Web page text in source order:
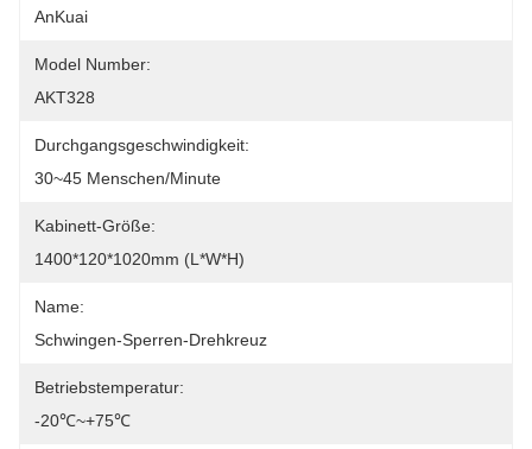
AnKuai
Model Number:
AKT328
Durchgangsgeschwindigkeit:
30~45 Menschen/Minute
Kabinett-Größe:
1400*120*1020mm (L*W*H)
Name:
Schwingen-Sperren-Drehkreuz
Betriebstemperatur:
-20℃~+75℃